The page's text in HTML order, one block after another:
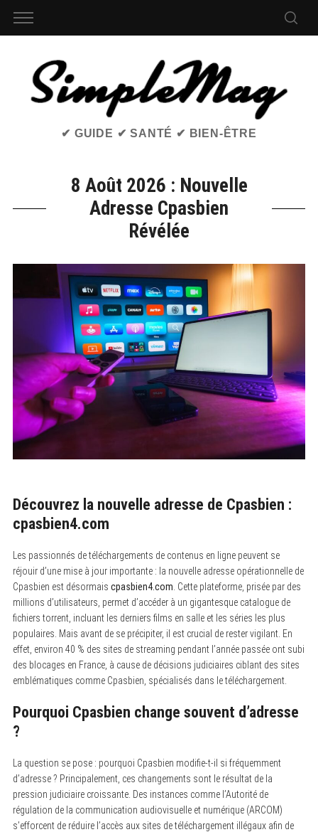
✔ GUIDE ✔ SANTÉ ✔ BIEN-ÊTRE
8 Août 2026 : Nouvelle
Adresse Cpasbien
Révélée
Découvrez la nouvelle adresse de Cpasbien :
cpasbien4.com
Les passionnés de téléchargements de contenus en ligne peuvent se
réjouir d’une mise à jour importante : la nouvelle adresse opérationnelle de
Cpasbien est désormais cpasbien4.com . Cette plateforme, prisée par des
millions d’utilisateurs, permet d’accéder à un gigantesque catalogue de
fichiers torrent, incluant les derniers films en salle et les séries les plus
populaires. Mais avant de se précipiter, il est crucial de rester vigilant. En
effet, environ 40 % des sites de streaming pendant l’année passée ont subi
des blocages en France, à cause de décisions judiciaires ciblant des sites
emblématiques comme Cpasbien, spécialisés dans le téléchargement.
Pourquoi Cpasbien change souvent d’adresse
?
La question se pose : pourquoi Cpasbien modifie-t-il si fréquemment
d’adresse ? Principalement, ces changements sont le résultat de la
pression judiciaire croissante. Des instances comme l’Autorité de
régulation de la communication audiovisuelle et numérique (ARCOM)
s’efforcent de réduire l’accès aux sites de téléchargement illégaux afin de